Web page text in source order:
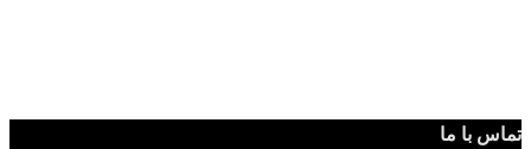
تماس با ما